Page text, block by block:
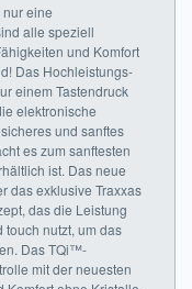
eine
alle speziell
und Komfort
Das Hochleistungs-
einem Tastendruck
elektronische
und sanftes
es zum sanftesten
ist. Das neue
das exklusive Traxxas
das die Leistung
nutzt, um das
Das TQi™-
mit der neuesten